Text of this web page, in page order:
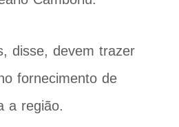
disse, devem trazer
fornecimento de
a região.